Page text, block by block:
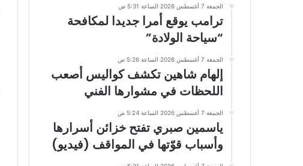
الجمعة 7 أغسطس 2026 الساعة 5:31 ص
ترامب يوقع أمرا جديدا لمكافحة
“سياحة الولادة”
الجمعة 7 أغسطس 2026 الساعة 5:26 ص
إلهام شاهين تكشف كواليس أصعب
اللحظات في مشوارها الفني
الجمعة 7 أغسطس 2026 الساعة 5:24 ص
ياسمين صبري تفتح خزائن أسرارها
وأسباب قوّتها في المواقف (فيديو)